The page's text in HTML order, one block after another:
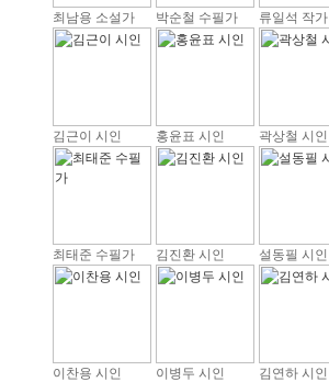
최남용 소설가 박순철 수필가 류일석 작가
김근이 시인 홍윤표 시인 곽상철 시인
최태준 수필가 김진환 시인 설동필 시인
이찬용 시인 이병두 시인 김연하 시인